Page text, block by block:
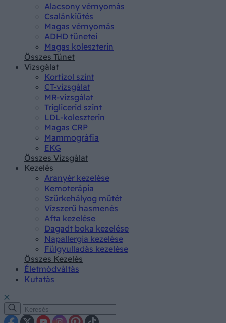
Alacsony vérnyomás
Csalánkiütés
Magas vérnyomás
ADHD tünetei
Magas koleszterin
Összes Tünet
Vizsgálat
Kortizol szint
CT-vizsgálat
MR-vizsgálat
Triglicerid szint
LDL-koleszterin
Magas CRP
Mammográfia
EKG
Összes Vizsgálat
Kezelés
Aranyér kezelése
Kemoterápia
Szürkehályog műtét
Vízszerű hasmenés
Afta kezelése
Dagadt boka kezelése
Napallergia kezelése
Fülgyulladás kezelése
Összes Kezelés
Életmódváltás
Kutatás